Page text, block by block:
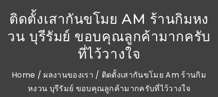
ติดตั้งเสากันขโมย AM ร้านกิมหง
วน บุรีรัมย์ ขอบคุณลูกค้ามากครับ
ที่ไว้วางใจ
Home / ผลงานของเรา / ติดตั้งเสากันขโมย Am ร้านกิม
หงวน บุรีรัมย์ ขอบคุณลูกค้ามากครับที่ไว้วางใจ